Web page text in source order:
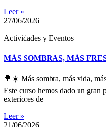
Leer »
27/06/2026
Actividades y Eventos
MÁS SOMBRAS, MÁS
🌳☀️ Más sombra, más vida,
Este curso hemos dado un gran
exteriores de
Leer »
21/06/2026